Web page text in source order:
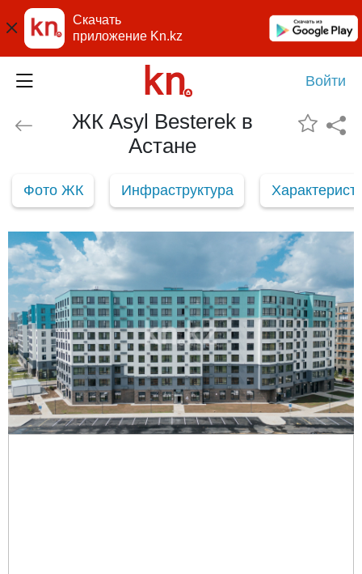
Скачать
приложение Kn.kz
Войти
ЖК Asyl Besterek в
Астане
Фото ЖК Инфраструктура